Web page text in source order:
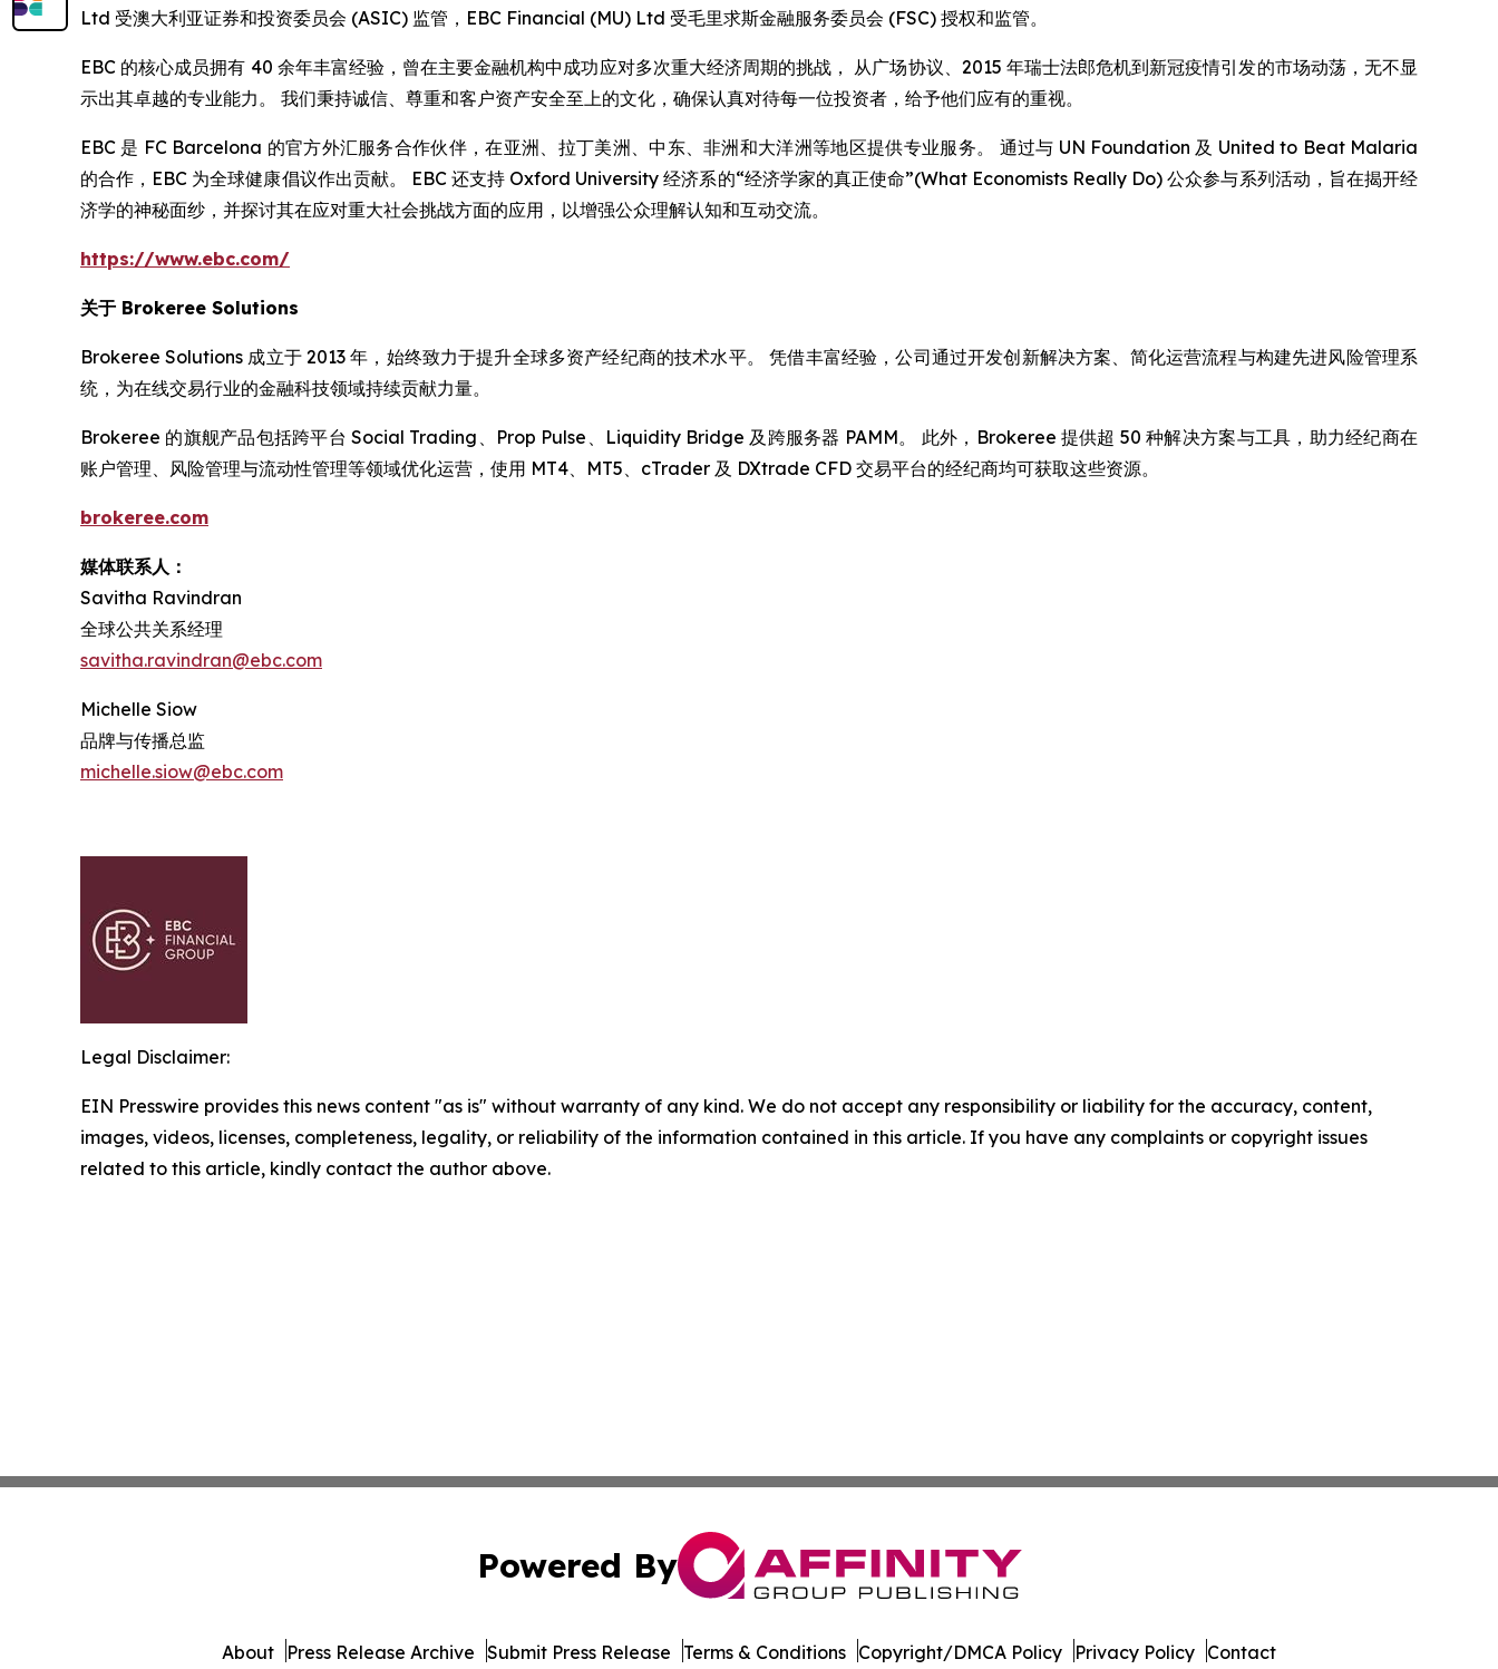
Ltd 受澳大利亚证券和投资委员会 (ASIC) 监管，EBC Financial (MU) Ltd 受毛里求斯金融服务委员会 (FSC) 授权和监管。
EBC 的核心成员拥有 40 余年丰富经验，曾在主要金融机构中成功应对多次重大经济周期的挑战， 从广场协议、2015 年瑞士法郎危机到新冠疫情引发的市场动荡，无不显
示出其卓越的专业能力。 我们秉持诚信、尊重和客户资产安全至上的文化，确保认真对待每一位投资者，给予他们应有的重视。
EBC 是 FC Barcelona 的官方外汇服务合作伙伴，在亚洲、拉丁美洲、中东、非洲和大洋洲等地区提供专业服务。 通过与 UN Foundation 及 United to Beat Malaria
的合作，EBC 为全球健康倡议作出贡献。 EBC 还支持 Oxford University 经济系的“经济学家的真正使命”(What Economists Really Do) 公众参与系列活动，旨在揭开经
济学的神秘面纱，并探讨其在应对重大社会挑战方面的应用，以增强公众理解认知和互动交流。
https://www.ebc.com/
关于 Brokeree Solutions
Brokeree Solutions 成立于 2013 年，始终致力于提升全球多资产经纪商的技术水平。 凭借丰富经验，公司通过开发创新解决方案、简化运营流程与构建先进风险管理系
统，为在线交易行业的金融科技领域持续贡献力量。
Brokeree 的旗舰产品包括跨平台 Social Trading、Prop Pulse、Liquidity Bridge 及跨服务器 PAMM。 此外，Brokeree 提供超 50 种解决方案与工具，助力经纪商在
账户管理、风险管理与流动性管理等领域优化运营，使用 MT4、MT5、cTrader 及 DXtrade CFD 交易平台的经纪商均可获取这些资源。
brokeree.com
媒体联系人：
Savitha Ravindran
全球公共关系经理
savitha.ravindran@ebc.com
Michelle Siow
品牌与传播总监
michelle.siow@ebc.com
Legal Disclaimer:
EIN Presswire provides this news content "as is" without warranty of any kind. We do not accept any responsibility or liability for the accuracy, content,
images, videos, licenses, completeness, legality, or reliability of the information contained in this article. If you have any complaints or copyright issues
related to this article, kindly contact the author above.
Powered By
About Press Release Archive Submit Press Release Terms & Conditions Copyright/DMCA Policy Privacy Policy Contact